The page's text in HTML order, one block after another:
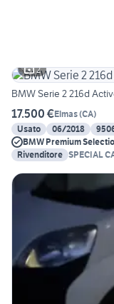
2
BMW Serie 2 216d
17.500 €Elmas(CA)
Usato
06/2018
BMW Premium
Rivenditore SPECIAL